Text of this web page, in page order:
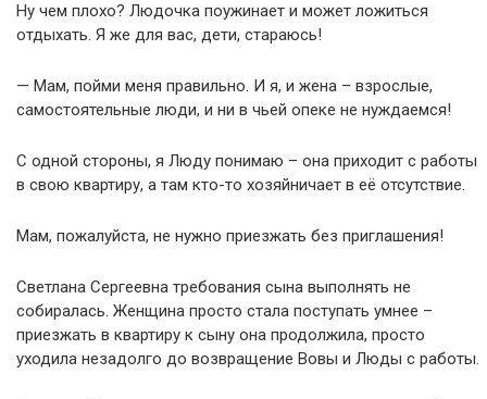
Ну чем плохо? Людочка поужинает и может ложиться
отдыхать. Я же для вас, дети, стараюсь!
— Мам, пойми меня правильно. И я, и жена – взрослые,
самостоятельные люди, и ни в чьей опеке не нуждаемся!
С одной стороны, я Люду понимаю – она приходит с работы
в свою квартиру, а там кто-то хозяйничает в её отсутствие.
Мам, пожалуйста, не нужно приезжать без приглашения!
Светлана Сергеевна требования сына выполнять не
собиралась. Женщина просто стала поступать умнее –
приезжать в квартиру к сыну она продолжила, просто
уходила незадолго до возвращение Вовы и Люды с работы.